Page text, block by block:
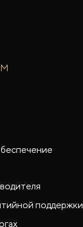
поддержки